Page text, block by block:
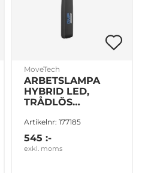
MoveTech
ARBETSLAMPA
HYBRID LED,
TRÅDLÖS
Artikelnr: 177185
545 :-
exkl. moms